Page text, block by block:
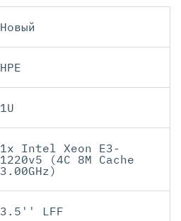
Новый
HPE
1U
1x Intel Xeon E3-
1220v5 (4C 8M Cache
3.00GHz)
3.5'' LFF